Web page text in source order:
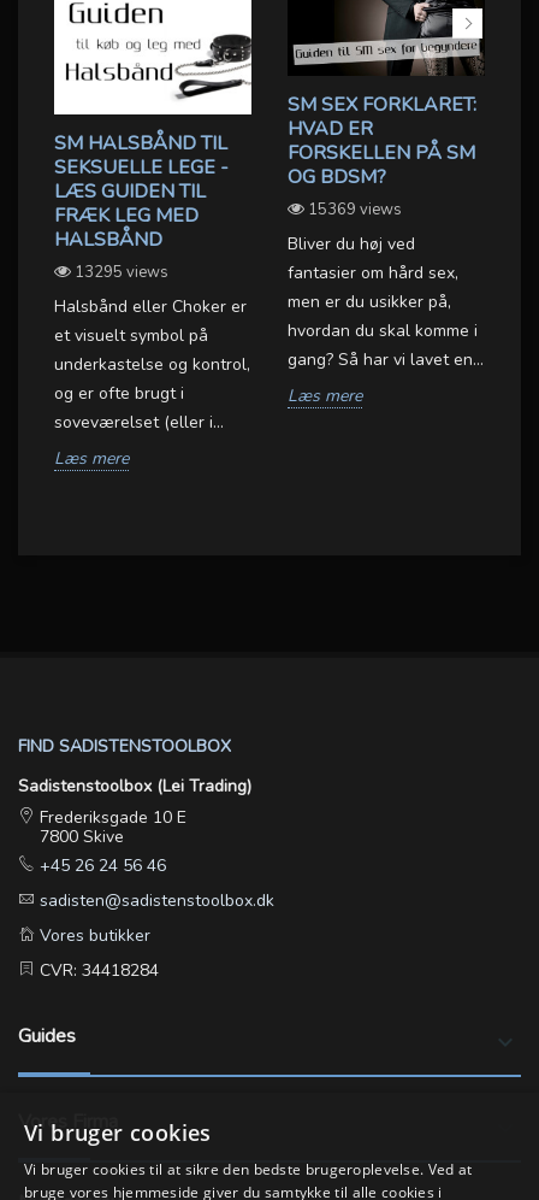
SM HALSBÅND TIL
SEKSUELLE LEGE -
LÆS GUIDEN TIL
FRÆK LEG MED
HALSBÅND
13295 views
Halsbånd eller Choker er
et visuelt symbol på
underkastelse og kontrol,
og er ofte brugt i
soveværelset (eller i...
Læs mere
SM SEX FORKLARET:
HVAD ER
FORSKELLEN PÅ SM
OG BDSM?
15369 views
Bliver du høj ved
fantasier om hård sex,
men er du usikker på,
hvordan du skal komme i
gang? Så har vi lavet en...
Læs mere
FIND SADISTENSTOOLBOX
Sadistenstoolbox (Lei Trading)
Frederiksgade 10 E
7800 Skive
+45 26 24 56 46
sadisten@sadistenstoolbox.dk
Vores butikker
CVR: 34418284
Guides keyboard_arrow_down
Vores Firma
Vi bruger cookies
Vi bruger cookies til at sikre den bedste brugeroplevelse. Ved at
bruge vores hjemmeside giver du samtykke til alle cookies i